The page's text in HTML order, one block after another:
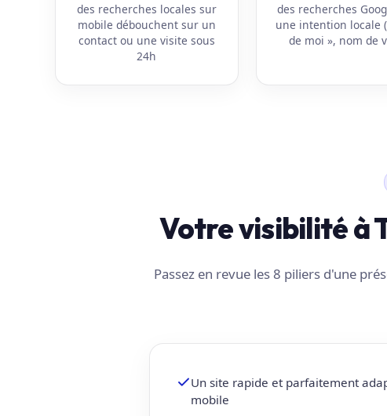
des recherches locales sur
mobile débouchent sur un
contact ou une visite sous
24h
des recherches
une intention locale
de moi », nom de
Votre visibilité à
Passez en revue les 8 piliers d'une
Un site rapide et parfaitement
mobile